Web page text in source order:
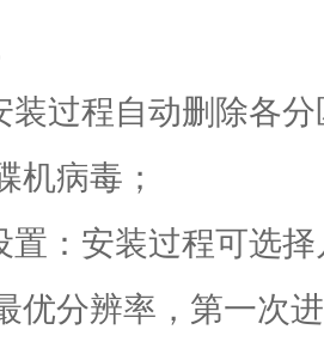
装过程自动删除各
机病毒；
置：安装过程可选
优分辨率，第一次